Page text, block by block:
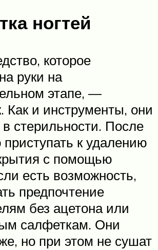
ногтей
которое
руки на
этапе, —
Как и инструменты, они
стерильности. После
к удалению
с помощью
есть возможность,
предпочтение
без ацетона или
салфеткам. Они
но при этом не сушат